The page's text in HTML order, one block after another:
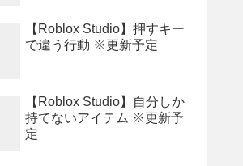
【Roblox Studio】押すキー
で違う行動 ※更新予定
【Roblox Studio】自分しか
持てないアイテム ※更新予
定